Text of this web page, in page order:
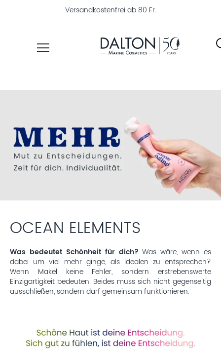
30 Tage Geld-zurück-Garantie
ÜBER
DALTON
MAGAZIN
OCEAN ELEMENTS
Was bedeutet Schönheit für dich? Was wäre, wenn es
dabei um viel mehr ginge, als Idealen zu entsprechen?
Wenn Makel keine Fehler, sondern erstrebenswerte
Einzigartigkeit bedeuten. Beides muss sich nicht gegenseitig
ausschließen, sondern darf gemeinsam funktionieren.